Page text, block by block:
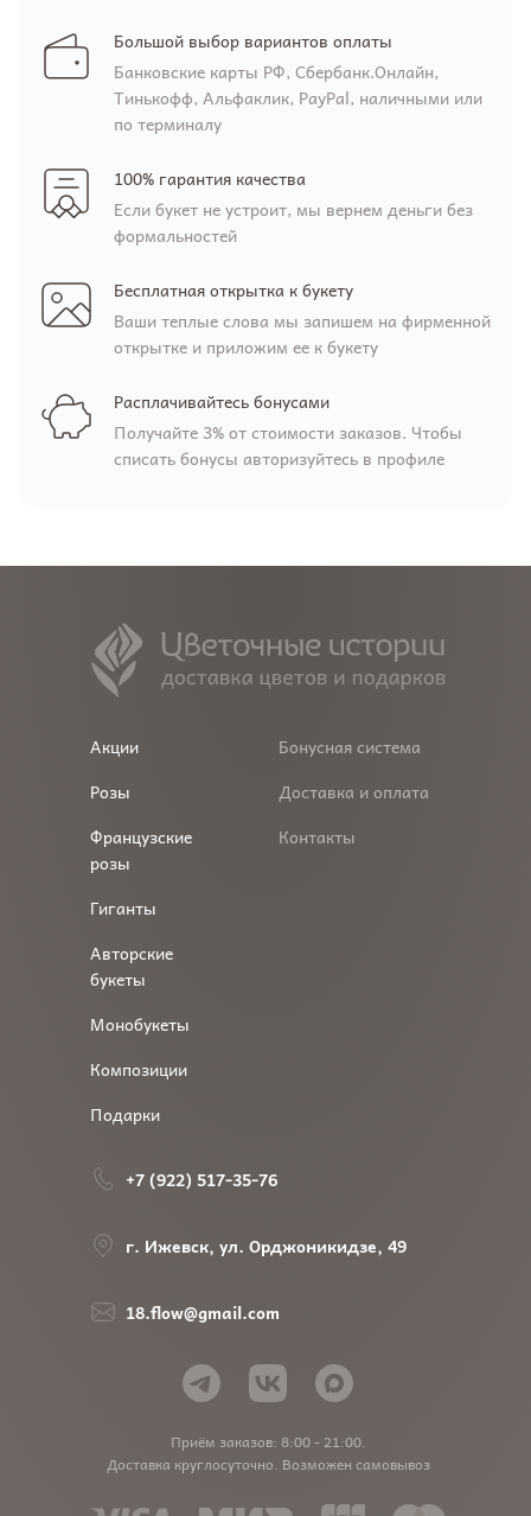
Большой выбор вариантов оплаты
Банковские карты РФ, Сбербанк.Онлайн,
Тинькофф, Альфаклик, PayPal, наличными или
по терминалу
100% гарантия качества
Если букет не устроит, мы вернем деньги без
формальностей
Бесплатная открытка к букету
Ваши теплые слова мы запишем на фирменной
открытке и приложим ее к букету
Расплачивайтесь бонусами
Получайте 3% от стоимости заказов. Чтобы
списать бонусы авторизуйтесь в профиле
Приём заказов: 8:00 - 21:00.
Доставка круглосуточно. Возможен самовывоз
Акции
Розы
Французские
розы
Гиганты
Авторские
букеты
Монобукеты
Композиции
Подарки
Бонусная система
Доставка и оплата
Контакты
+7 (922) 517-35-76
г. Ижевск, ул. Орджоникидзе, 49
18.flow@gmail.com